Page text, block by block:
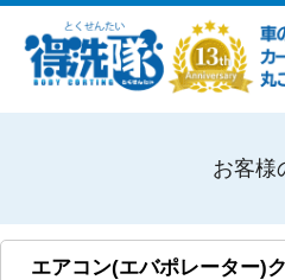
お客様
エアコン(エバポレーター)